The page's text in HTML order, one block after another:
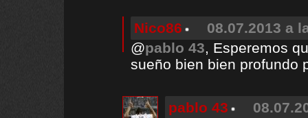
Nico86
08.07.2013 a
@pablo 43, Esperemos
sueño bien bien profundo
pablo 43